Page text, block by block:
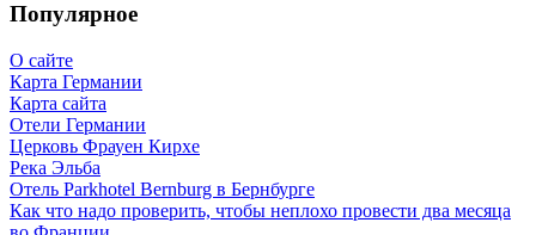
Популярное
О сайте
Карта Германии
Карта сайта
Отели Германии
Церковь Фрауен Кирхе
Река Эльба
Отель Parkhotel Bernburg в Бернбурге
Как что надо проверить, чтобы неплохо провести два месяца